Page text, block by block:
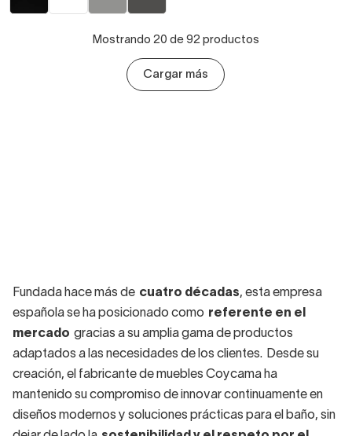
Mostrando 20 de 92 productos
Cargar más
Fundada hace más de cuatro décadas, esta empresa
española se ha posicionado como referente en el
mercado gracias a su amplia gama de productos
adaptados a las necesidades de los clientes. Desde su
creación, el fabricante de muebles Coycama ha
mantenido su compromiso de innovar continuamente en
diseños modernos y soluciones prácticas para el baño, sin